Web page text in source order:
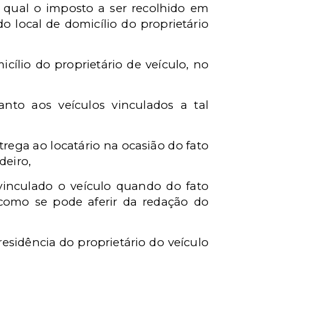
o imposto a ser recolhido em
local de domicílio do proprietário
do proprietário de veículo, no
aos veículos vinculados a tal
ao locatário na ocasião do fato
o veículo quando do fato
se pode aferir da redação do
do proprietário do veículo